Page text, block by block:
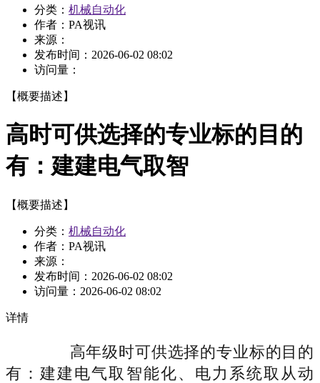
分类： 机械自动化
作者：PA视讯
来源：
发布时间： 2026-06-02 08:02
访问量：
【概要描述】
高时可供选择的专业标的目的
有：建建电气取智
【概要描述】
分类： 机械自动化
作者：PA视讯
来源：
发布时间： 2026-06-02 08:02
访问量： 2026-06-02 08:02
详情
高年级时可供选择的专业标的目的
有：建建电气取智能化、电力系统取从动